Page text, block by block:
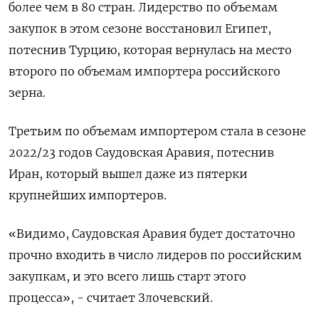
более чем в 80 стран. Лидерство по объемам
закупок в этом сезоне восстановил Египет,
потеснив Турцию, которая вернулась на место
второго по объемам импортера российского
зерна.
Третьим по объемам импортером стала в сезоне
2022/23 годов Саудовская Аравия, потеснив
Иран, который вышел даже из пятерки
крупнейших импортеров.
«Видимо, Саудовская Аравия будет достаточно
прочно входить в число лидеров по российским
закупкам, и это всего лишь старт этого
процесса», - считает Злочевский.